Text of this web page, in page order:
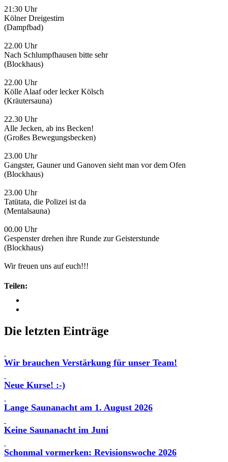
21:30 Uhr
Kölner Dreigestirn
(Dampfbad)
22.00 Uhr
Nach Schlumpfhausen bitte sehr
(Blockhaus)
22.00 Uhr
Kölle Alaaf oder lecker Kölsch
(Kräutersauna)
22.30 Uhr
Alle Jecken, ab ins Becken!
(Großes Bewegungsbecken)
23.00 Uhr
Gangster, Gauner und Ganoven sieht man vor dem Ofen
(Blockhaus)
23.00 Uhr
Tatütata, die Polizei ist da
(Mentalsauna)
00.00 Uhr
Gespenster drehen ihre Runde zur Geisterstunde
(Blockhaus)
Wir freuen uns auf euch!!!
Teilen:
Die letzten Einträge
Wir brauchen Verstärkung für unser Team!
Neue Kurse! :-)
Lange Saunanacht am 1. August 2026
Keine Saunanacht im Juni
Schonmal vormerken: Revisionswoche 2026